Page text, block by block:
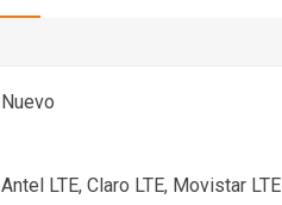
Nuevo
Antel LTE, Claro LTE, Movistar LTE